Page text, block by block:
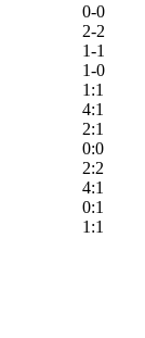
0-0
2-2
1-1
1-0
1:1
4:1
2:1
0:0
2:2
4:1
0:1
1:1